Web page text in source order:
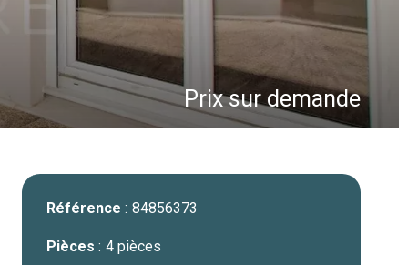
Prix sur demande
Référence 84856373
Pièces 4 pièces